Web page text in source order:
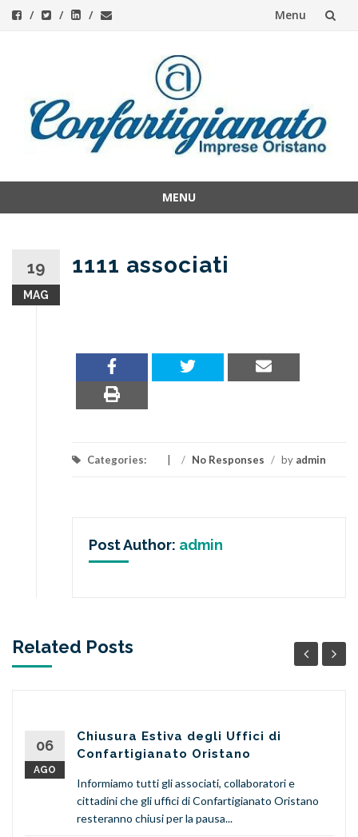
Menu
content
MENU
19
MAG
1111 associati
Categories: / No Responses / by admin
Post Author: admin
Related Posts
06
AGO
Chiusura Estiva degli Uffici di
Confartigianato Oristano
Informiamo tutti gli associati, collaboratori e
cittadini che gli uffici di Confartigianato Oristano
resteranno chiusi per la pausa...